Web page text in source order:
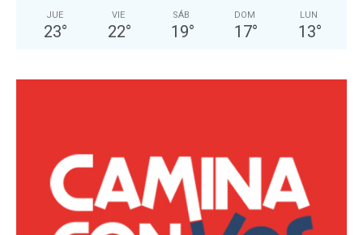
JUE
23°
VIE
22°
SÁB
19°
DOM
17°
LUN
13°